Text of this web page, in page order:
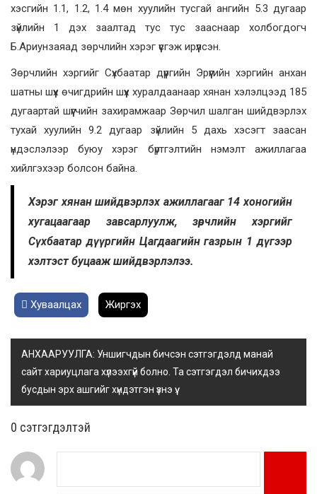
хэсгийн 1.1, 1.2, 1.4 мөн хуулийн тусгай ангийн 5.3 дугаар
зүйлийн 1 дэх заалтад тус тус зааснаар холбогдогч
Б.Ариунзаяад зөрчлийн хэрэг үүсгэж ирүүлсэн.
Зөрчлийн хэргийг Сүхбаатар дүүргийн Эрүүгийн хэргийн анхан
шатны шүүх өчигдрийн шүүх хуралдаанаар хянан хэлэлцээд 185
дугаартай шүүгчийн захирамжаар Зөрчил шалган шийдвэрлэх
тухай хуулийн 9.2 дугаар зүйлийн 5 дахь хэсэгт заасан
үндэслэлээр буюу хэрэг бүртгэлтийн нэмэлт ажиллагаа
хийлгэхээр болсон байна.
Хэрэг хянан шийдвэрлэх ажиллагааг 14 хоногийн
хугацаагаар завсарлуулж, зөрчлийн хэргийг
Сүхбаатар дүүргийн Цагдаагийн газрын 1 дүгээр
хэлтэст буцааж шийдвэрлэлээ.
Хуваалцах Жиргэх
АНХААРУУЛГА: Уншигчдын бичсэн сэтгэгдэлд манай
сайт хариуцлага хүлээхгүй болно. Та сэтгэгдэл бичихдээ
бусдын эрх ашгийг хүндэтгэн үзнэ үү.
0 cэтгэгдэлтэй